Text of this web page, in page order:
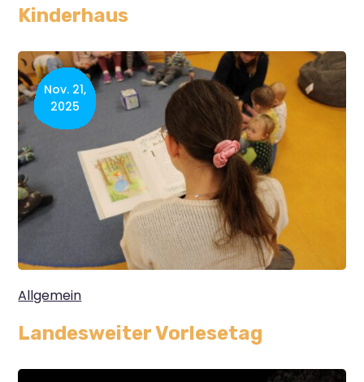
Kinderhaus
Nov. 21,
2025
Landesweiter Vorlesetag
Allgemein